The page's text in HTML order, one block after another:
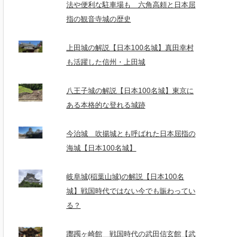
法や便利な駐車場も 六角高頼と日本屈
指の観音寺城の歴史
上田城の解説【日本100名城】真田幸村
も活躍した信州・上田城
八王子城の解説【日本100名城】東京に
ある本格的な登れる城跡
今治城 吹揚城とも呼ばれた日本屈指の
海城【日本100名城】
岐阜城(稲葉山城)の解説【日本100名
城】戦国時代ではない今でも賑わってい
る？
躑躅ヶ崎館 戦国時代の武田信玄館【武